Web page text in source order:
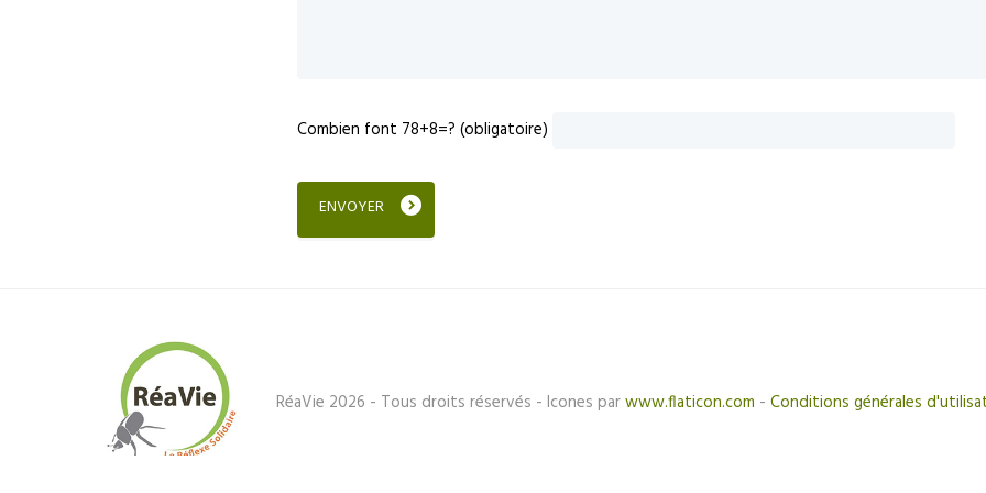
Combien font 78+8=? (obligatoire)
RéaVie 2026 - Tous droits réservés - Icones parwww.flaticon.com - Conditions générales